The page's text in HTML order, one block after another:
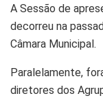
A Sessão de
decorreu na
Câmara Municipal.
Paralelamente,
diretores dos